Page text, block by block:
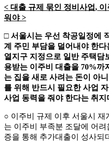
< 대출 규제 묶인 정비사업, 이
워야>
□ 서울시는 우선 착공일정에
계 주민 부담을 덜어내야 한다
열지구 지정으로 일반 주택담
용받는 이주비 대출을 70%까
는 집을 새로 사려는 돈이 아
를 위해 반드시 필요한 사업
사업 동력을 줘야 한다는 취지
○ 이주비 규제 이후 서울시 재
는 이주비 부족분 조달에 어
증을 통해 추가대출이 성사되